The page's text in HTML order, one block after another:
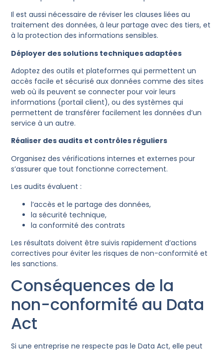
Il est aussi nécessaire de réviser les clauses liées au
traitement des données, à leur partage avec des tiers, et
à la protection des informations sensibles.
Déployer des solutions techniques adaptées
Adoptez des outils et plateformes qui permettent un
accès facile et sécurisé aux données comme des sites
web où ils peuvent se connecter pour voir leurs
informations (portail client), ou des systèmes qui
permettent de transférer facilement les données d’un
service à un autre.
Réaliser des audits et contrôles réguliers
Organisez des vérifications internes et externes pour
s’assurer que tout fonctionne correctement.
Les audits évaluent :
l’accès et le partage des données,
la sécurité technique,
la conformité des contrats
Les résultats doivent être suivis rapidement d’actions
correctives pour éviter les risques de non-conformité et
les sanctions.
Conséquences de la
non-conformité au Data
Act
​​Si une entreprise ne respecte pas le Data Act, elle peut